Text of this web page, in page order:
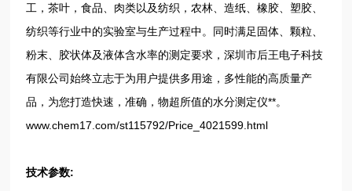
工，茶叶，食品、肉类以及纺织，农林、造纸、橡胶、塑胶、
纺织等行业中的实验室与生产过程中。同时满足固体、颗粒、
粉末、胶状体及液体含水率的测定要求，深圳市后王电子科技
有限公司始终立志于为用户提供多用途，多性能的高质量产
品，为您打造快速，准确，物超所值的水分测定仪**。
www.chem17.com/st115792/Price_4021599.html
技术参数: